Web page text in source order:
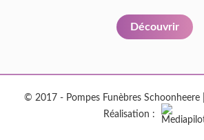
Découvrir
© 2017 - Pompes Funèbres Schoonheere |
Réalisation :